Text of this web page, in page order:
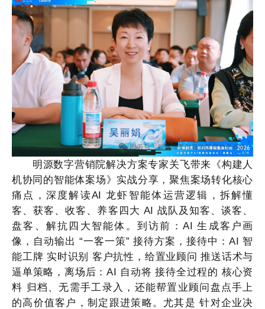
明源数字营销院解决方案专家关飞带来《构建人
机协同的智能体案场》实战分享，聚焦案场转化核心
痛点，深度解读AI 龙虾智能体运营逻辑，拆解懂
客、获客、收客、养客四大 AI 战队及知客、谈客、
盘客、解抗四大智能体。到访前：AI 生成客户画
像，自动输出 “一客一策” 接待方案，接待中：AI 智
能工牌 实时识别 客户抗性，给置业顾问 推送话术与
逼单策略，离场后：AI 自动将 接待全过程的 核心资
料 归档、无需手工录入，还能帮置业顾问盘点手上
的高价值客户，制定跟进策略。尤其是 针对企业决